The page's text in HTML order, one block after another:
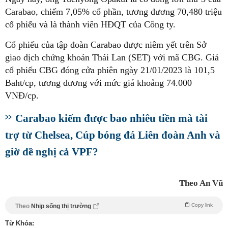
Carabao, chiếm 7,05% cổ phần, tương đương 70,480 triệu
cổ phiếu và là thành viên HĐQT của Công ty.
Cổ phiếu của tập đoàn Carabao được niêm yết trên Sở
giao dịch chứng khoán Thái Lan (SET) với mã CBG. Giá
cổ phiếu CBG đóng cửa phiên ngày 21/01/2023 là 101,5
Baht/cp, tương đương với mức giá khoảng 74.000
VNĐ/cp.
Carabao kiếm được bao nhiêu tiền mà tài
trợ từ Chelsea, Cúp bóng đá Liên đoàn Anh và
giờ đề nghị cả VPF?
Theo An Vũ
Theo Nhịp sống thị trường Copy link
Từ Khóa: